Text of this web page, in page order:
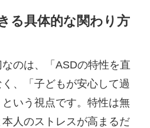
る具体的な関わり方
のは、「ASDの特性を直
、「子どもが安心して過
いう視点です。特性は無
人のストレスが高まるだ